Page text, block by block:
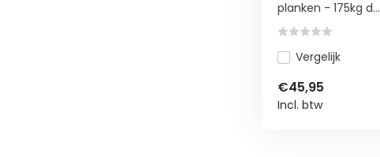
planken - 175kg d...
Vergelijk
€45,95
Incl. btw